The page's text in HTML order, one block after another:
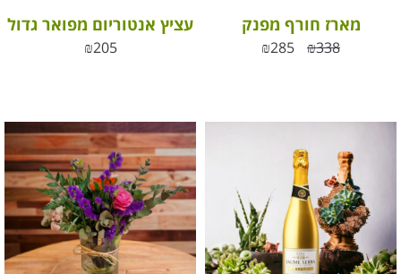
מארז חורף מפנק
₪338
₪285
עציץ אנטוריום מפואר גדול
₪205